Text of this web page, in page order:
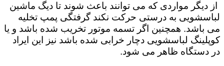
از دیگر مواردی که می توانند باعث شوند تا دیگ ماشین
لباسشویی به درستی حرکت نکند گرفتگی پمپ تخلیه
می باشد. همچنین اگر تسمه موتور تخریب شده باشد و یا
کوپلینگ لباسشویی دچار خرابی شده باشد نیز این ایراد
در دستگاه ظاهر می شود.